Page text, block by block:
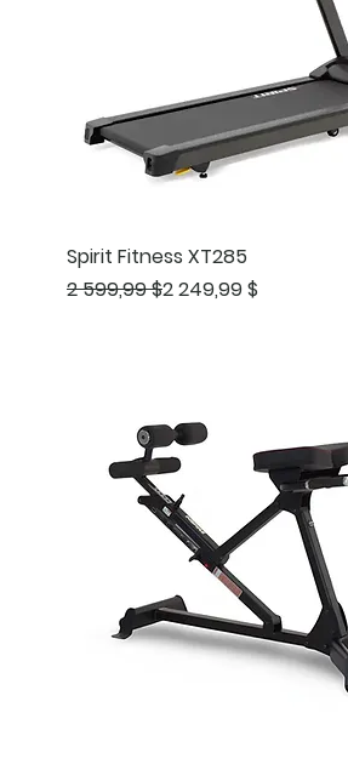
Spirit Fitness XT285
Prix original
2 599,99 $
Prix promotionnel
2 249,99 $